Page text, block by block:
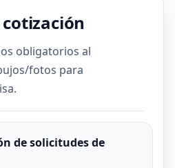
obligatorios al
fotos para
de solicitudes de